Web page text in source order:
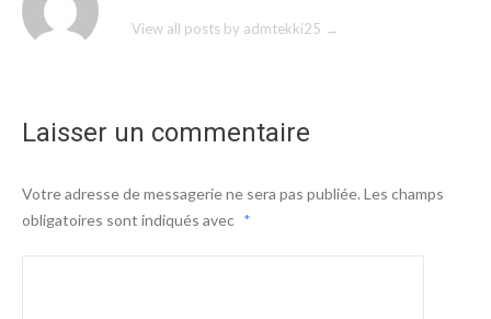
View all posts by admtekki25 →
Laisser un commentaire
Votre adresse de messagerie ne sera pas publiée. Les champs
obligatoires sont indiqués avec *